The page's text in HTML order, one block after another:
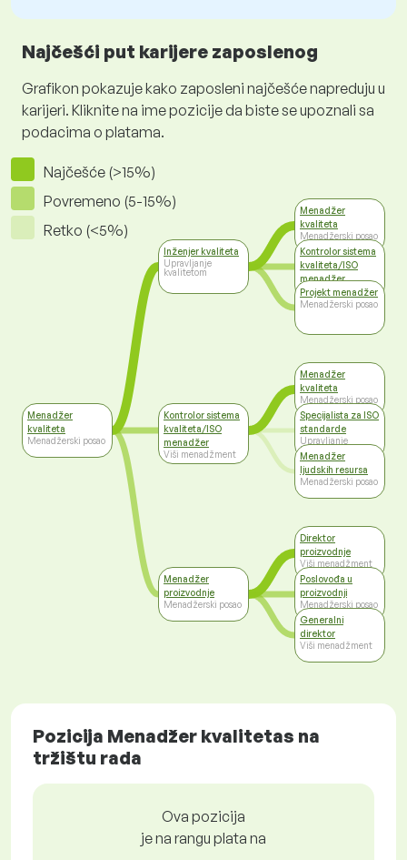
Najčešći put karijere zaposlenog
Grafikon pokazuje kako zaposleni najčešće napreduju u
karijeri. Kliknite na ime pozicije da biste se upoznali sa
podacima o platama.
Najčešće (>15%)
Povremeno (5-15%)
Retko (<5%)
Menadžer
kvaliteta
Menadžerski posao
Inženjer kvaliteta
Upravljanje
kvalitetom
Kontrolor sistema
kvaliteta/ISO
menadžer
Viši menadžment
Menadžer
proizvodnje
Menadžerski posao
Menadžer
kvaliteta
Menadžerski posao
Kontrolor sistema
kvaliteta/ISO
menadžer
Viši menadžment
Projekt menadžer
Menadžerski posao
Menadžer
kvaliteta
Menadžerski posao
Specijalista za ISO
standarde
Upravljanje
kvalitetom
Menadžer
ljudskih resursa
Menadžerski posao
Direktor
proizvodnje
Viši menadžment
Poslovođa u
proizvodnji
Menadžerski posao
Generalni
direktor
Viši menadžment
Pozicija Menadžer kvalitetas na
tržištu rada
Ova pozicija
je na rangu plata na